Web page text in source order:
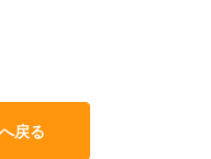
戻る